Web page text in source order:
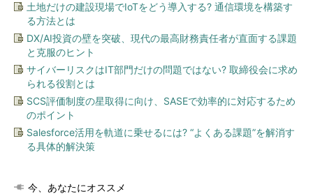
土地だけの建設現場でIoTをどう導入する? 通信環境を構築す
る方法とは
DX/AI投資の壁を突破、現代の最高財務責任者が直面する課題
と克服のヒント
サイバーリスクはIT部門だけの問題ではない? 取締役会に求め
られる役割とは
SCS評価制度の星取得に向け、SASEで効率的に対応するため
のポイント
Salesforce活用を軌道に乗せるには? “よくある課題”を解消す
る具体的解決策
今、あなたにオススメ